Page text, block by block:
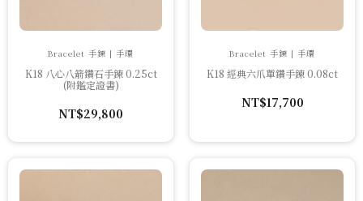
Bracelet 手鍊 | 手環
K18 八心八箭鑽石手鍊 0.25ct
(附鑑定證書)
NT$29,800
Bracelet 手鍊 | 手環
K18 經典六爪單鑽手鍊 0.08ct
NT$17,700